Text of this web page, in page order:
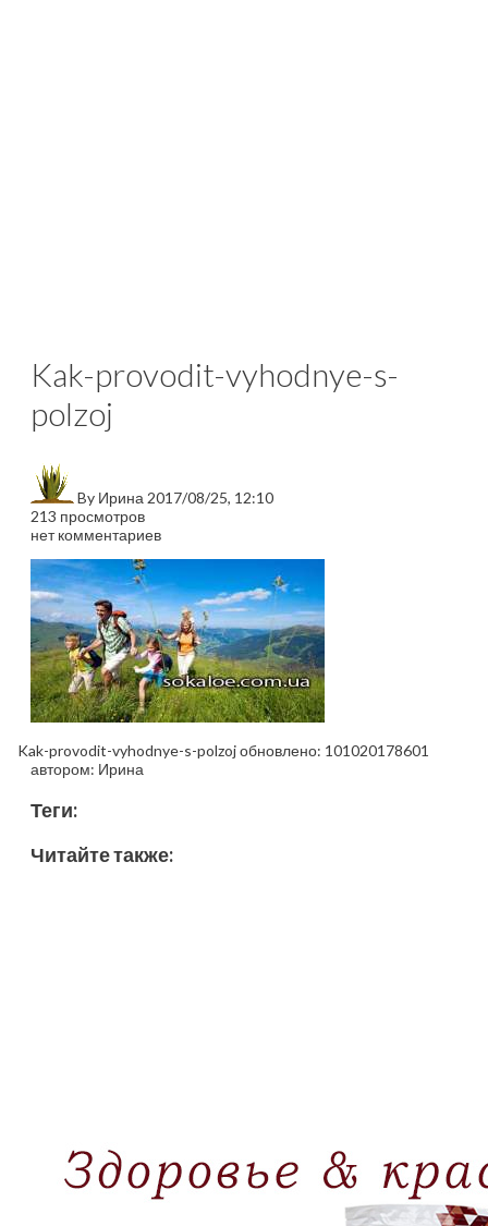
Kak-provodit-vyhodnye-s-
polzoj
By Ирина 2017/08/25, 12:10
213 просмотров
нет комментариев
Kak-provodit-vyhodnye-s-polzojобновлено: 101020178601
автором: Ирина
Теги:
Читайте также: